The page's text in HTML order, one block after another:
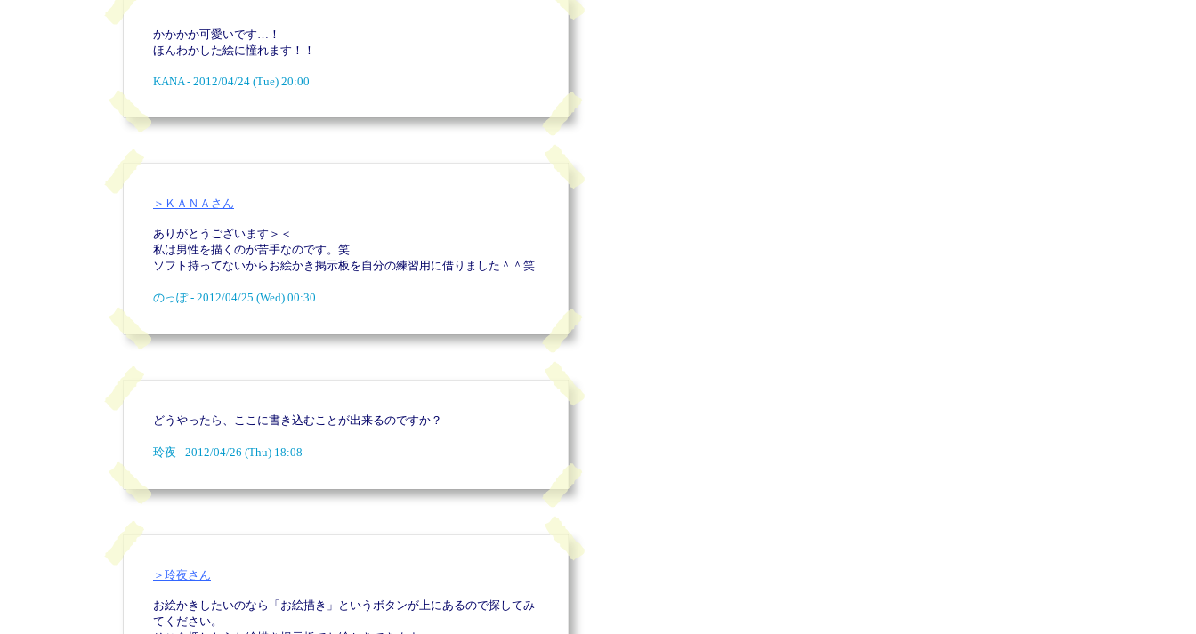
かかかか可愛いです…！
ほんわかした絵に憧れます！！
KANA - 2012/04/24 (Tue) 20:00
＞ＫＡＮＡさん
ありがとうございます＞＜
私は男性を描くのが苦手なのです。笑
ソフト持ってないからお絵かき掲示板を自分の練習用に借りました＾＾笑
のっぽ - 2012/04/25 (Wed) 00:30
どうやったら、ここに書き込むことが出来るのですか？
玲夜 - 2012/04/26 (Thu) 18:08
＞玲夜さん
お絵かきしたいのなら「お絵描き」というボタンが上にあるので探してみ
てください。